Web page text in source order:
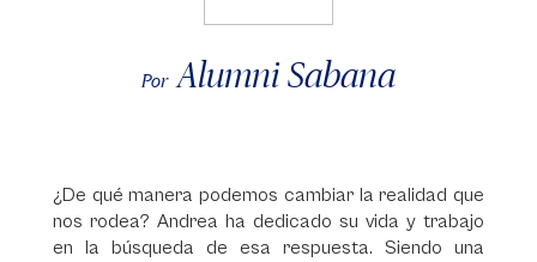
Por Alumni Sabana
¿De qué manera podemos cambiar la realidad que
nos rodea? Andrea ha dedicado su vida y trabajo
en la búsqueda de esa respuesta. Siendo una